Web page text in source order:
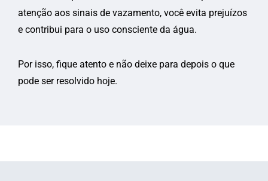
atenção aos sinais de vazamento, você evita prejuízos
e contribui para o uso consciente da água.
Por isso, fique atento e não deixe para depois o que
pode ser resolvido hoje.